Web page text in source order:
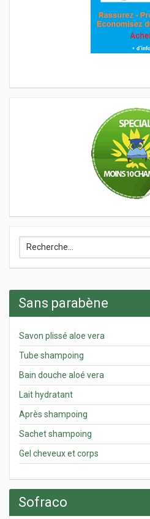
Sans parabène
Savon plissé aloe vera
Tube shampoing
Bain douche aloé vera
Lait hydratant
Après shampoing
Sachet shampoing
Gel cheveux et corps
Sofraco